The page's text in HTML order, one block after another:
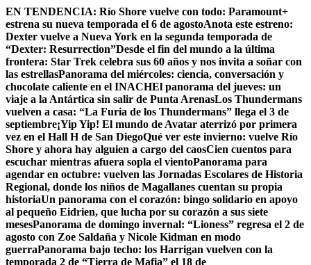
Skip
to
content
EN TENDENCIA: Río Shore vuelve con todo: Paramount+
estrena su nueva temporada el 6 de agostoAnota este estreno:
Dexter vuelve a Nueva York en la segunda temporada de
“Dexter: Resurrection”Desde el fin del mundo a la última
frontera: Star Trek celebra sus 60 años y nos invita a soñar con
las estrellasPanorama del miércoles: ciencia, conversación y
chocolate caliente en el INACHEl panorama del jueves: un
viaje a la Antártica sin salir de Punta ArenasLos Thundermans
vuelven a casa: “La Furia de los Thundermans” llega el 3 de
septiembre¡Yip Yip! El mundo de Avatar aterrizó por primera
vez en el Hall H de San DiegoQué ver este invierno: vuelve Río
Shore y ahora hay alguien a cargo del caosCien cuentos para
escuchar mientras afuera sopla el vientoPanorama para
agendar en octubre: vuelven las Jornadas Escolares de Historia
Regional, donde los niños de Magallanes cuentan su propia
historiaUn panorama con el corazón: bingo solidario en apoyo
al pequeño Eidrien, que lucha por su corazón a sus siete
mesesPanorama de domingo invernal: “Lioness” regresa el 2 de
agosto con Zoe Saldaña y Nicole Kidman en modo
guerraPanorama bajo techo: los Harrigan vuelven con la
temporada 2 de “Tierra de Mafia” el 18 de